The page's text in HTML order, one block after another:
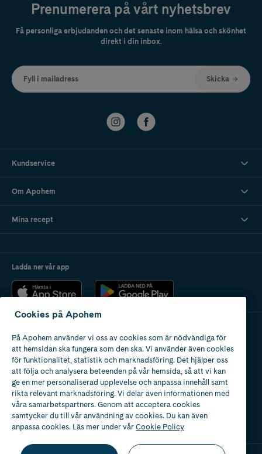
Prenumerera på vårt nyhetsbrev
Få personliga erbjudanden och det senaste inom hälsa och skönhet
direkt i din inbox.
Fyll i mailadress Skicka
Kundservice
Om Apohem
Mina recept
Ladda ner vår app
Apotek med tillstånd
av Läkemedelsverket
Cookies på Apohem
På Apohem använder vi oss av cookies som är nödvändiga för
att hemsidan ska fungera som den ska. Vi använder även cookies
för funktionalitet, statistik och marknadsföring. Det hjälper oss
att följa och analysera beteenden på vår hemsida, så att vi kan
ge en mer personaliserad upplevelse och anpassa innehåll samt
rikta relevant marknadsföring. Vi delar även informationen med
våra samarbetspartners. Genom att acceptera cookies
samtycker du till vår användning av cookies. Du kan även
anpassa cookies. Läs mer under vårCookie Policy